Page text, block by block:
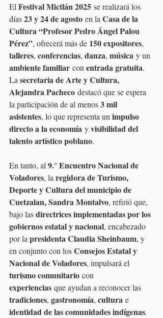
El Festival Mictlán 2025 se realizará los
días 23 y 24 de agosto en la Casa de la
Cultura “Profesor Pedro Ángel Palou
Pérez”, ofrecerá más de 150 expositores,
talleres, conferencias, danza, música y un
ambiente familiar con entrada gratuita.
La secretaria de Arte y Cultura,
Alejandra Pacheco destacó que se espera
la participación de al menos 3 mil
asistentes, lo que representa un impulso
directo a la economía y visibilidad del
talento artístico poblano.
En tanto, al 9.° Encuentro Nacional de
Voladores, la regidora de Turismo,
Deporte y Cultura del municipio de
Cuetzalan, Sandra Montalvo, refirió que,
bajo las directrices implementadas por los
gobiernos estatal y nacional, encabezado
por la presidenta Claudia Sheinbaum, y
en conjunto con los Consejos Estatal y
Nacional de Voladores, impulsará el
turismo comunitario con
experiencias que ayudan a reconocer las
tradiciones, gastronomía, cultura e
identidad de las comunidades indígenas.